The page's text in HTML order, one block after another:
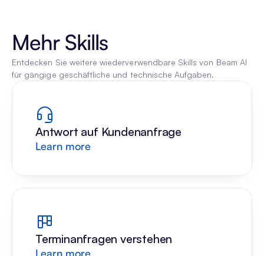
Mehr Skills
Entdecken Sie weitere wiederverwendbare Skills von Beam AI
für gängige geschäftliche und technische Aufgaben.
Antwort auf Kundenanfrage
Learn more
Terminanfragen verstehen
Learn more